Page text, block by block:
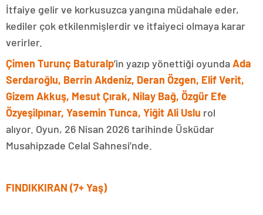
İtfaiye gelir ve korkusuzca yangına müdahale eder,
kediler çok etkilenmişlerdir ve itfaiyeci olmaya karar
verirler.
Çimen Turunç Baturalp’in yazıp yönettiği oyundaAda
Serdaroğlu, Berrin Akdeniz, Deran Özgen, Elif Verit,
Gizem Akkuş, Mesut Çırak, Nilay Bağ, Özgür Efe
Özyeşilpınar, Yasemin Tunca, Yiğit Ali Uslu rol
alıyor. Oyun, 26 Nisan 2026 tarihinde Üsküdar
Musahipzade Celal Sahnesi’nde.
FINDIKKIRAN (7+ Yaş)